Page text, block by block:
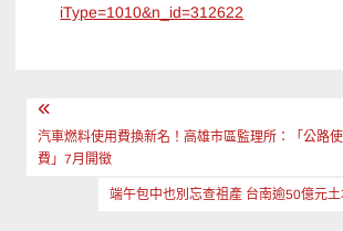
iType=1010&n_id=312622
文
章
汽車燃料使用費換新名！高雄市區監理所：「公路
費」7月開徵
端午包中也別忘查祖產 台南逾50億元